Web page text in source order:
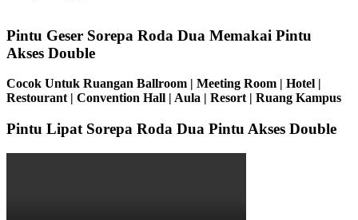
Pintu Geser Sorepa Roda Dua Memakai Pintu
Akses Double
Cocok Untuk Ruangan Ballroom | Meeting Room | Hotel |
Restourant | Convention Hall | Aula | Resort | Ruang Kampus
Pintu Lipat Sorepa Roda Dua Pintu Akses Double